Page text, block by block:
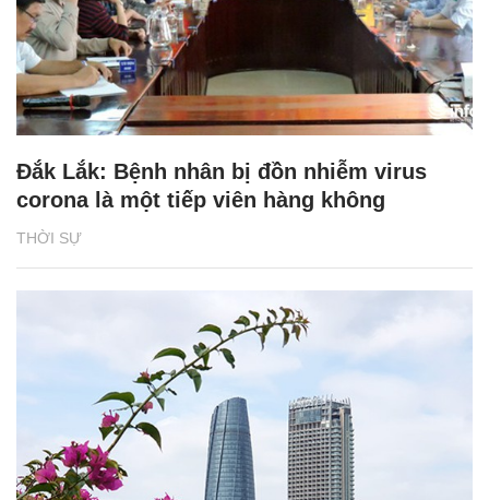
THỜI SỰ
Đắk Lắk: Bệnh nhân bị đồn nhiễm virus
corona là một tiếp viên hàng không